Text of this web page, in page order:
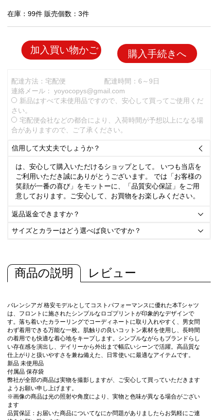
在庫：99件 販売個数：3件
加入買い物かご 購入手続きへ
配達方法：宅配便
配達時間：6～9日
連絡メール： yoyocopys@gmail.com
新品はすべて未使用品ですので、安心して買ってご使用くだ
さい。
宅配便会社などの都合により、入荷時間が予想以上になる場
合がありますので、ご了承ください。
信用して大丈夫でしょうか？ 
は、安心して購入いただけるショップとして。 いつも当店を
ご利用いただき誠にありがとうございます。 では「お客様の
笑顔が一番の喜び」をモットーに、「品質安心保証」をご用
意しております。ご安心して、お買物をお楽しみください。
返品返金できますか？ 
サイズとカラーはどう選べば良いですか？ 
商品の説明 レビュー
バレンシアガ 格安モデルとしてコストパフォーマンスに優れた本Tシャツ
は、フロントに施されたシンプルなロゴプリントが印象的なデザインで
す。落ち着いたカラーリングでコーディネートに取り入れやすく、男女問
わず着用できる万能な一枚。肌触りの良いコットン素材を使用し、長時間
の着用でも快適な着心地をキープします。シンプルながらもブランドらし
い存在感を演出し、デイリーから外出まで幅広いシーンで活躍。高品質な
仕上がりと扱いやすさを兼ね備えた、日常使いに最適なアイテムです。
新品 未使用品
付属品 保存袋
弊社が全部の商品は実物を撮影しますが、ご安心して買っていただきます
ようお願い申し上げます。
※画像の商品は光の照射や角度により、実物と色味が異なる場合がござい
ます
品質保証：お届いた商品についてなにか問題がありましたらお気軽にご連